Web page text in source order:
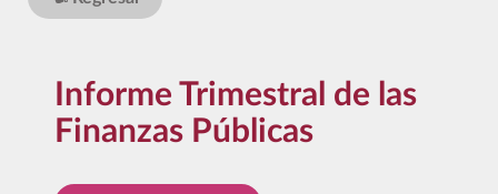
Informe Trimestral de las
Finanzas Públicas